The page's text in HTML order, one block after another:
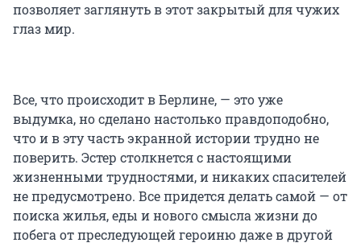
позволяет заглянуть в этот закрытый для чужих
глаз мир.
Все, что происходит в Берлине, — это уже
выдумка, но сделано настолько правдоподобно,
что и в эту часть экранной истории трудно не
поверить. Эстер столкнется с настоящими
жизненными трудностями, и никаких спасителей
не предусмотрено. Все придется делать самой — от
поиска жилья, еды и нового смысла жизни до
побега от преследующей героиню даже в другой